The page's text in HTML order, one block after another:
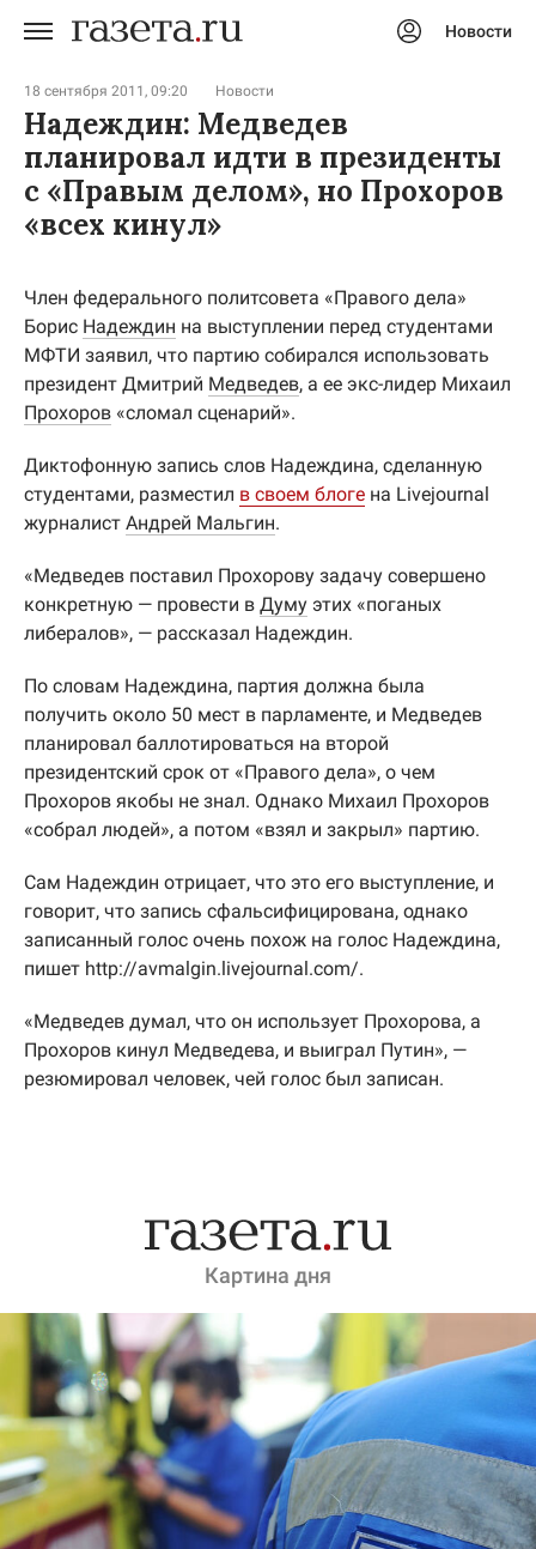
Новости
18 сентября 2011, 09:20 Новости
Надеждин: Медведев
планировал идти в президенты
с «Правым делом», но Прохоров
«всех кинул»
Член федерального политсовета «Правого дела»
Борис Надеждин на выступлении перед студентами
МФТИ заявил, что партию собирался использовать
президент Дмитрий Медведев, а ее экс-лидер Михаил
Прохоров «сломал сценарий».
Диктофонную запись слов Надеждина, сделанную
студентами, разместил в своем блоге на Livejournal
журналист Андрей Мальгин.
«Медведев поставил Прохорову задачу совершено
конкретную — провести в Думу этих «поганых
либералов», — рассказал Надеждин.
По словам Надеждина, партия должна была
получить около 50 мест в парламенте, и Медведев
планировал баллотироваться на второй
президентский срок от «Правого дела», о чем
Прохоров якобы не знал. Однако Михаил Прохоров
«собрал людей», а потом «взял и закрыл» партию.
Сам Надеждин отрицает, что это его выступление, и
говорит, что запись сфальсифицирована, однако
записанный голос очень похож на голос Надеждина,
пишет http://avmalgin.livejournal.com/.
«Медведев думал, что он использует Прохорова, а
Прохоров кинул Медведева, и выиграл Путин», —
резюмировал человек, чей голос был записан.
Картина дня